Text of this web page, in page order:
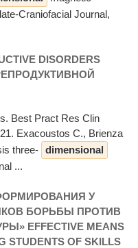
Craniofacial Journal,
DISORDERS
Best Pract Res Clin
Exacoustos C., Brienza
three- dimensional
...
У
БОРЬБЫ ПРОТИВ
EFFECTIVE MEANS
STUDENTS OF SKILLS